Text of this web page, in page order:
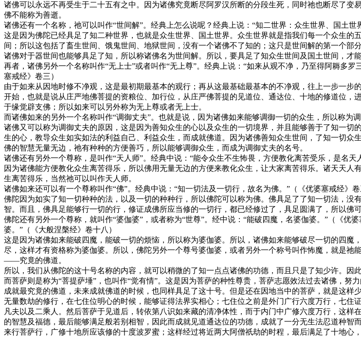
诸佛可以永远不再受生于二十五有之中。因为诸佛究竟断尽阿罗汉所断的分段生死，同时祂也断尽了
佛不能称为善逝。
诸佛还有一个名称，祂可以叫作“世间解”。经典上怎么说呢？经典上说：“知二世界：众生世界、国土世
这是因为佛陀已经具足了知二种世界，也就是众生世界、国土世界。众生世界就是指我们每一个众生
间；所以这包括了畜生世间、饿鬼世间、地狱世间，没有一个诸佛不了知的；这只是世间解的第一个
诸佛对于器世间也能够具足了知，所以称诸佛名为世间解。所以，要具足了知众生世间及国土世间，才
再者，诸佛另外一个名称叫作“无上士”或者叫作“无上尊”。经典上说：“如来从观不净，乃至得阿耨多
塞戒经》卷三）
由于如来从因地时修不净观，这是最初期最基本的观行；再从这最基础最基本的不净观，往上一步一
开始，也就是说从庄严地佛菩提的资粮位、加行位，从庄严佛菩提的见道位、通达位、十地的修道位
于缘觉辟支佛；所以如来可以另外称为无上尊或者无上士。
而诸佛如来的另外一个名称叫作“调御丈夫”。也就是说，因为诸佛如来能够调御一切的众生，所以称为
诸佛又可以称为调御丈夫的原因，这是因为善知众生的心以及众生的一切境界，并且能够善于了知一
生的心，教导众生如实如法的利益自己、利益众生，而成就佛道。因为诸佛善知众生世间，了知一切
佛的智慧无量无边，祂有种种的方便善巧，所以能够调御众生，而成为调御丈夫的名号。
诸佛还有另外一个尊称，是叫作“天人师”。经典中说：“能令众生不生怖畏，方便教化离苦受乐，是名天
因为诸佛能方便教化众生离苦得乐，所以佛用无量无边的方便来教化众生，让大家离苦得乐。诸天天
生离苦得乐，当然祂可以叫作天人师。
诸佛如来还可以有一个尊称叫作“佛”。经典中说：“知一切法及一切行，故名为佛。”（《优婆塞戒经》卷
佛陀因为如实了知一切种种的法，以及一切的种种行，所以佛陀可以称为佛。佛具足了了知一切法，
智。而且，佛具足能够行一切的行，修证成佛所应当修的一切行，都已经修过了，具足圆满了，所以佛可
佛陀还有另外一个尊称，就叫作“婆伽婆”，或者称为“世尊”。经中说：“能破四魔，名婆伽婆。”（《
婆。”（《大般涅槃经》卷十八）
这是因为诸佛如来能破四魔，能破一切的烦恼，所以称为婆伽婆。所以，诸佛如来能够破尽一切的四
尽，这样才有资格称为婆伽婆。所以，佛陀另外一个尊号婆伽婆，或者另外一个称号叫作怖魔，就是
——究竟的佛道。
所以，我们从佛陀的这十号名称的内容，就可以稍微的了知一点点诸佛的功德，而且只是了知少许。因
而菩萨则是称为“菩提萨埵”，也叫作“觉有情”。这是因为菩萨的种性尊贵，菩萨志愿效法过去诸佛，
成就最究竟的佛道，未来成就佛道的时候，也同样具足了这十号。但是还在因地当中的菩萨，就是这
无量数劫的修行，在七住位明心的时候，能够证得法界实相心；七住位之前是外门广行六度万行，七
凡夫以及二乘人。然后菩萨于见道后，转依第八识如来藏的清净体性，而于内门中广修六度万行，这
的智慧及福德，最后能够满足般若别相智，因此而成就见道通达位的功德，成就了一分无生法忍道种
来行菩萨行，广修十地所应该修的十度波罗蜜；这样经过将近两大阿僧祇劫的时程，最后满足了十地